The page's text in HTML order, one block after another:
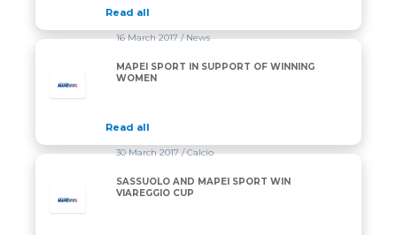
Read all
16 March 2017/ News
MAPEI SPORT IN SUPPORT OF WINNING
WOMEN
Read all
30 March 2017/ Calcio
SASSUOLO AND MAPEI SPORT WIN
VIAREGGIO CUP